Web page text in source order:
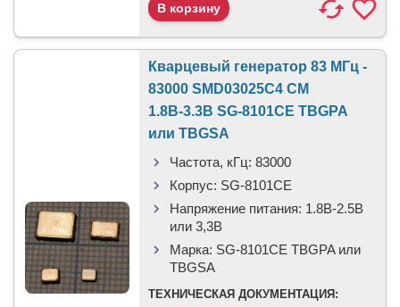
Кварцевый генератор 83 МГц -
83000 SMD03025C4 CM
1.8В-3.3В SG-8101CE TBGPA
или TBGSA
Частота, кГц: 83000
Корпус: SG-8101CE
Напряжение питания: 1.8В-2.5B
или 3,3B
Марка: SG-8101CE TBGPA или
TBGSA
ТЕХНИЧЕСКАЯ ДОКУМЕНТАЦИЯ: